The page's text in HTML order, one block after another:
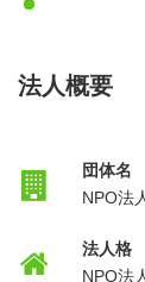
法人概要
団体名
NPO法
法人格
NPO法